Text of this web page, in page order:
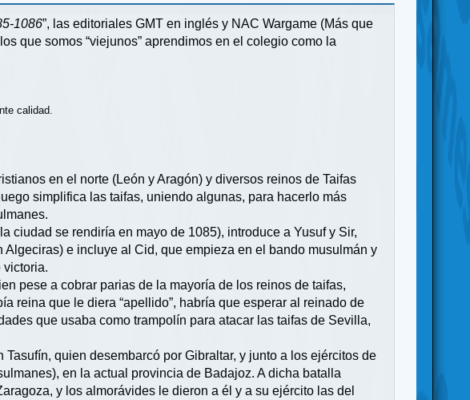
1086”, las editoriales GMT en inglés y NAC Wargame (Más que
que somos “viejunos” aprendimos en el colegio como la
calidad.
en el norte (León y Aragón) y diversos reinos de Taifas
simplifica las taifas, uniendo algunas, para hacerlo más
ciudad se rendiría en mayo de 1085), introduce a Yusuf y Sir,
e incluye al Cid, que empieza en el bando musulmán y
victoria.
pese a cobrar parias de la mayoría de los reinos de taifas,
reina que le diera “apellido”, habría que esperar al reinado de
que usaba como trampolín para atacar las taifas de Sevilla,
quien desembarcó por Gibraltar, y junto a los ejércitos de
en la actual provincia de Badajoz. A dicha batalla
y los almorávides le dieron a él y a su ejército las del